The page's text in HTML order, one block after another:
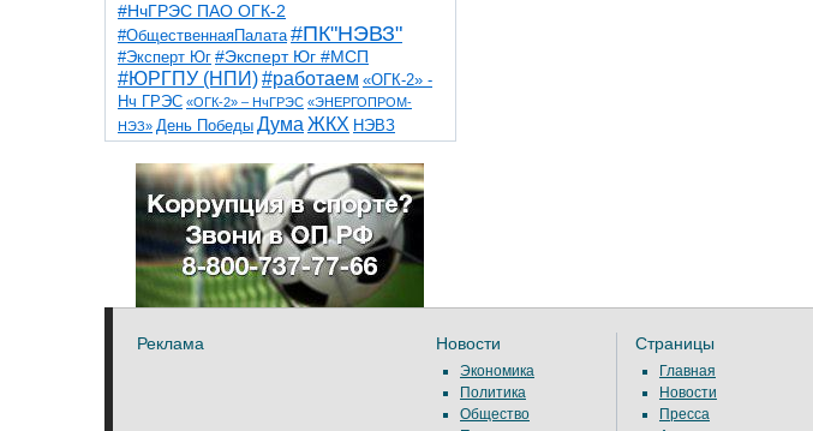
#НчГРЭС ПАО ОГК-2
#ОбщественнаяПалата #ПК"НЭВЗ"
#Эксперт Юг #Эксперт Юг #МСП
#ЮРГПУ (НПИ)#работаем «ОГК-2» -
Нч ГРЭС «ОГК-2» – НчГРЭС «ЭНЕРГОПРОМ-
НЭЗ» День Победы Дума ЖКХ НЭВЗ
НчГРЭС ТНТ
благоустройствоветераны выборы
детидороги казаки коррупция космос
общественная палата парк пожар роща
спорт театр транспорт художники
Реклама Новости
Экономика
Политика
Общество
Страницы
Главная
Новости
Пресса